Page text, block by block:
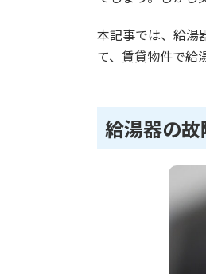
本記事では、給湯
て、賃貸物件で給
給湯器の